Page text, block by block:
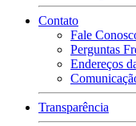
Contato
Fale
Perguntas
Endereços
Transparência